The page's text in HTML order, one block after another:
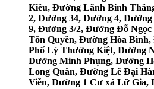
Kiều, Đường Lãnh Binh
2, Đường 34, Đường 4,
9, Đường 3/2, Đường Đỗ
Tôn Quyền, Đường Hòa
Phố Lý Thường Kiệt, Đường
Đường Minh Phụng, Đường
Long Quân, Đường Lê Đại
Viễn, Đường 1 Cư xá Lữ Gia,